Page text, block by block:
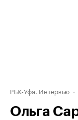
РБК-Уфа. Интервью
Ольга